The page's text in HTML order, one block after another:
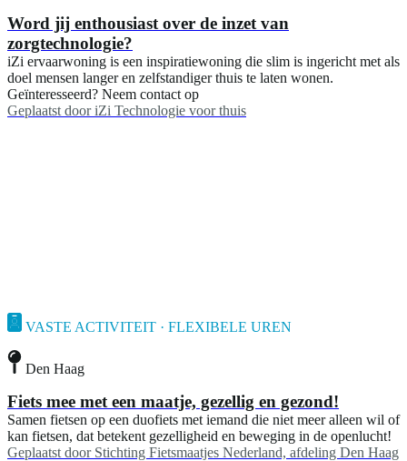
Word jij enthousiast over de inzet van
zorgtechnologie?
iZi ervaarwoning is een inspiratiewoning die slim is ingericht met als
doel mensen langer en zelfstandiger thuis te laten wonen.
Geïnteresseerd? Neem contact op
Geplaatst door iZi Technologie voor thuis
VASTE ACTIVITEIT · FLEXIBELE UREN
Den Haag
Fiets mee met een maatje, gezellig en gezond!
Samen fietsen op een duofiets met iemand die niet meer alleen wil of
kan fietsen, dat betekent gezelligheid en beweging in de openlucht!
Geplaatst door Stichting Fietsmaatjes Nederland, afdeling Den Haag